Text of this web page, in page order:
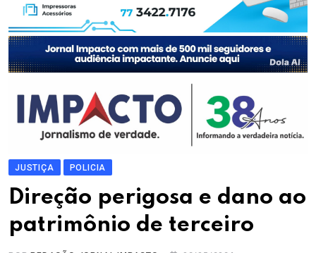
JUSTIÇA POLICIA
Direção perigosa e dano ao
patrimônio de terceiro